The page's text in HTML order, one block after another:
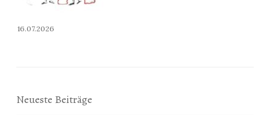
16.07.2026
Neueste Beiträge